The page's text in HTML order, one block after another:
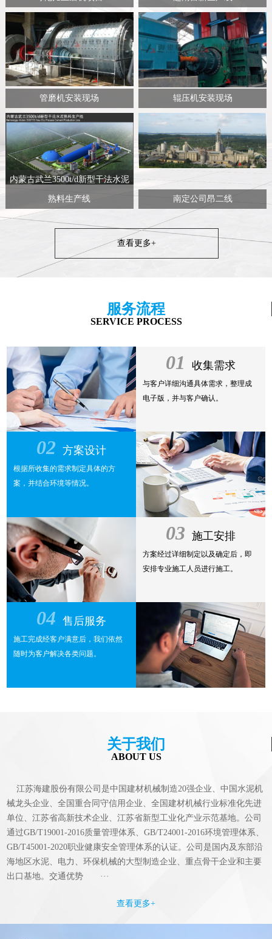
管磨机安装现场 辊压机安装现场
内蒙古武兰3500t/d新型干法水泥
熟料生产线 南定公司昂二线
查看更多+
服务流程
SERVICE PROCESS
01 收集需求
与客户详细沟通具体需求，整理成
电子版，并与客户确认。
02 方案设计
根据所收集的需求制定具体的方
案，并结合环境等情况。
03 施工安排
方案经过详细制定以及确定后，即
安排专业施工人员进行施工。
04 售后服务
施工完成经客户满意后，我们依然
随时为客户解决各类问题。
关于我们
ABOUT US
江苏海建股份有限公司是中国建材机械制造20强企业、中国水泥机
械龙头企业、全国重合同守信用企业、全国建材机械行业标准化先进
单位、江苏省高新技术企业、江苏省新型工业化产业示范基地。公司
通过GB/T19001-2016质量管理体系、GB/T24001-2016环境管理体系、
GB/T45001-2020职业健康安全管理体系的认证。公司是国内及东部沿
海地区水泥、电力、环保机械的大型制造企业、重点骨干企业和主要
出口基地。交通优势 ···
查看更多+